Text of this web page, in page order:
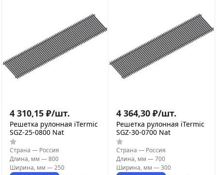
4 310,15 ₽/шт.
Решетка рулонная iTermic
SGZ-25-0800 Nat
Страна — Россия
Длина, мм —800
Ширина, мм —250
4 364,30 ₽/шт.
Решетка рулонная iTermic
SGZ-30-0700 Nat
Страна — Россия
Длина, мм —700
Ширина, мм —300